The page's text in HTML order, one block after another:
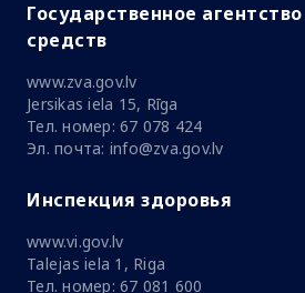
Государственное
средств
www.zva.gov.lv
Jersikas iela 15, Rīga
Тел. номер: 67 078 424
Эл. почта: info@zva.gov.lv
Инспекция здоровья
www.vi.gov.lv
Talejas iela 1, Riga
Тел. номер: 67 081 600